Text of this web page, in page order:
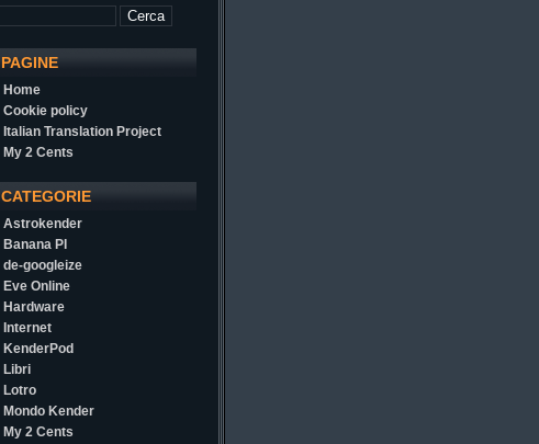
PAGINE
Home
Cookie policy
Italian Translation Project
My 2 Cents
CATEGORIE
Astrokender
Banana PI
de-googleize
Eve Online
Hardware
Internet
KenderPod
Libri
Lotro
Mondo Kender
My 2 Cents